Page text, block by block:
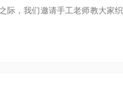
际，我们邀请手工老师教大家织